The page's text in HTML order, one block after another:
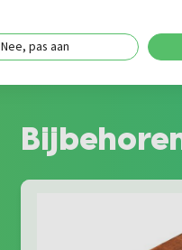
Nee, pas aan